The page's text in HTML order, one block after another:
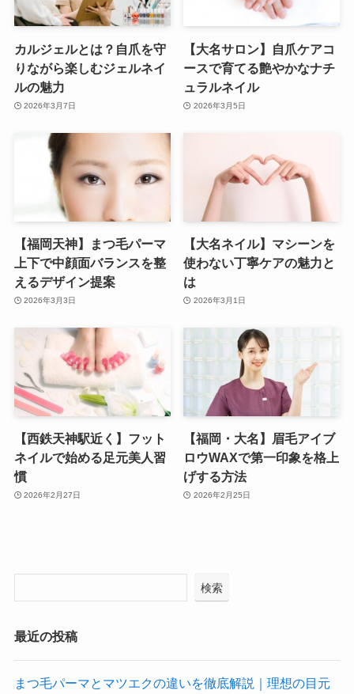
カルジェルとは？自爪を守
りながら楽しむジェルネイ
ルの魅力
2026年3月7日
【大名サロン】自爪ケアコ
ースで育てる艶やかなナチ
ュラルネイル
2026年3月5日
【福岡天神】まつ毛パーマ
上下で中顔面バランスを整
えるデザイン提案
2026年3月3日
【大名ネイル】マシーンを
使わない丁寧ケアの魅力と
は
2026年3月1日
【西鉄天神駅近く】フット
ネイルで始める足元美人習
慣
2026年2月27日
【福岡・大名】眉毛アイブ
ロウWAXで第一印象を格上
げする方法
2026年2月25日
検索
最近の投稿
まつ毛パーマとマツエクの違いを徹底解説｜理想の目元